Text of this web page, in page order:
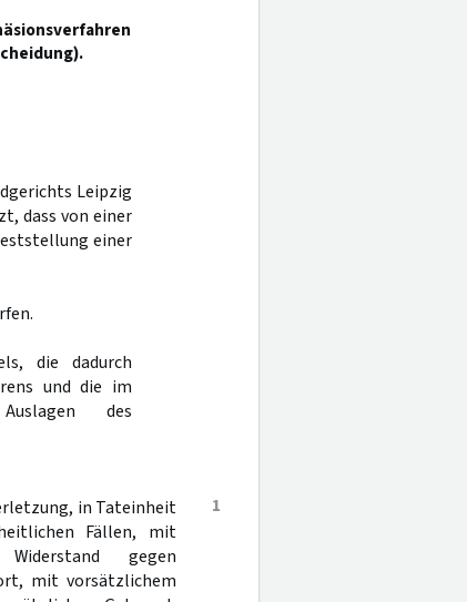
Leipzig
dass von einer
einer
die dadurch
und die im
des
1
in Tateinheit
Fällen, mit
gegen
mit vorsätzlichem